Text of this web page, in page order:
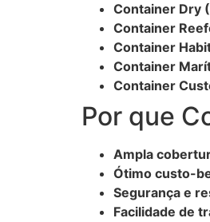
Container Dry
Container
Container
Container
Container
Por que
Ampla
Ótimo custo-
Segurança e
Facilidade de